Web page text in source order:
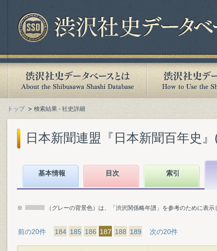
トップ 検索結果 - 社史詳細
日本新聞連盟『日本新聞百年史
基本情報 目次 索引
※ （グレーの背景色）は、「渋沢関係略年譜」を参考のために表
前の20件 184 185 186 187 188 189 次の20件